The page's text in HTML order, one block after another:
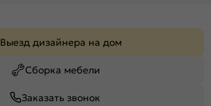
Выезд дизайнера на дом
Сборка мебели
Заказать звонок